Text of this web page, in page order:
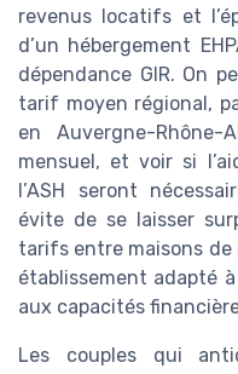
revenus locatifs et
d’un hébergement
dépendance GIR. On
tarif moyen régional,
en Auvergne-
mensuel, et voir si
l’ASH seront
évite de se laisser
tarifs entre maisons
établissement adapté
aux capacités
Les couples qui